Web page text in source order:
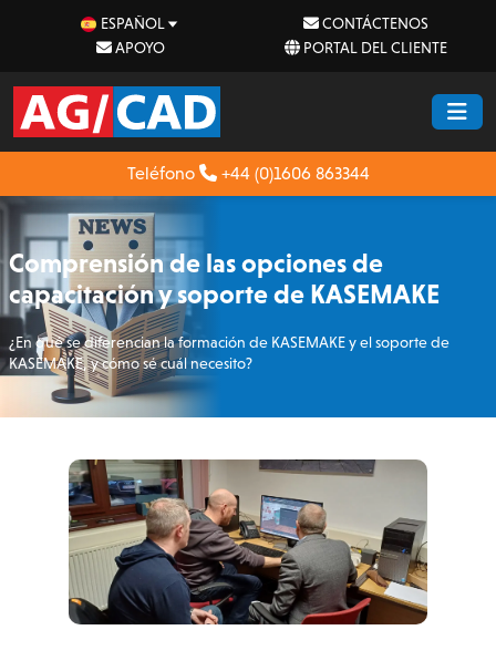
ESPAÑOL
CONTÁCTENOS
APOYO
PORTAL DEL CLIENTE
Teléfono +44 (0)1606 863344
Comprensión de las opciones de
capacitación y soporte de KASEMAKE
¿En qué se diferencian la formación de KASEMAKE y el soporte de
KASEMAKE, y cómo sé cuál necesito?